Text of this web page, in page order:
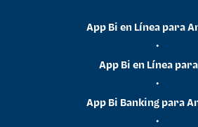
App Bi en Línea para
•
App Bi en Línea para
•
App Bi Banking para
•